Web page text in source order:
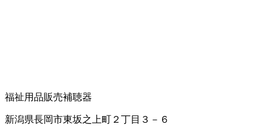
福祉用品販売補聴器
新潟県長岡市東坂之上町２丁目３－６